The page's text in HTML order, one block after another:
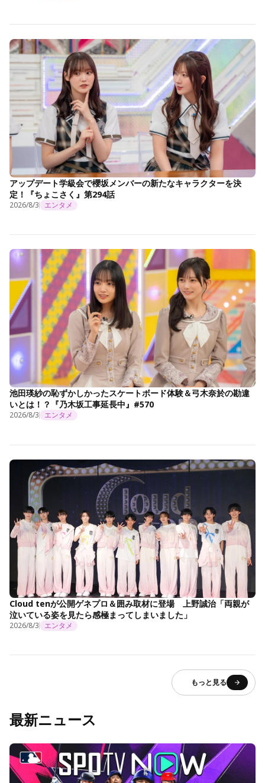
アップデート学級会で櫻坂メンバーの新たなキャラクターを決
定！『ちょこさく』第294話
2026/8/3 エンタメ
池田瑛紗の恥ずかしかったスケートボード体験＆弓木奈於の勘違
いとは！？『乃木坂工事延長中』#570
2026/8/3 エンタメ
Cloud tenが公開ゲネプロ＆囲み取材に登場 上野誠治「両親が
泣いている姿を見たら感極まってしまいました」
2026/8/3 エンタメ
もっと見る
最新ニュース